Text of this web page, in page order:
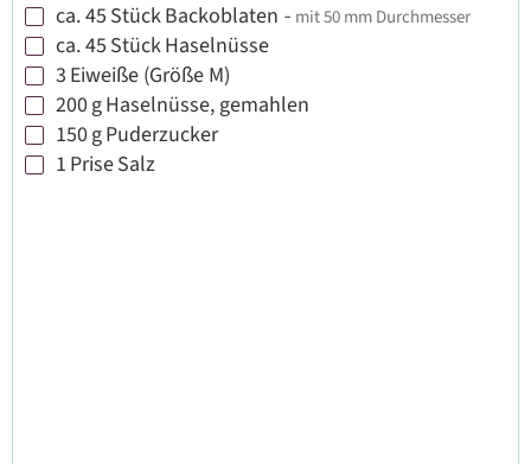
▢
ca. 45 StückBackoblaten - mit 50 mm Durchmesser
▢
ca. 45 StückHaselnüsse
▢
3 Eiweiße (Größe M)
▢
200gHaselnüsse, gemahlen
▢
150gPuderzucker
▢
1 PriseSalz